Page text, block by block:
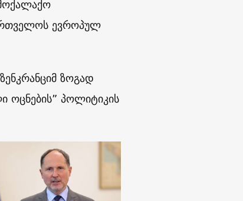
ევროპულ
ზოგად
ოცნების” პოლიტიკის